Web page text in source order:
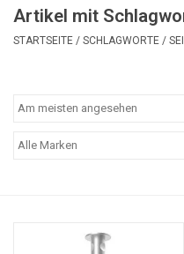
Artikel mit
STARTSEITE / SCHLAGWORTE /